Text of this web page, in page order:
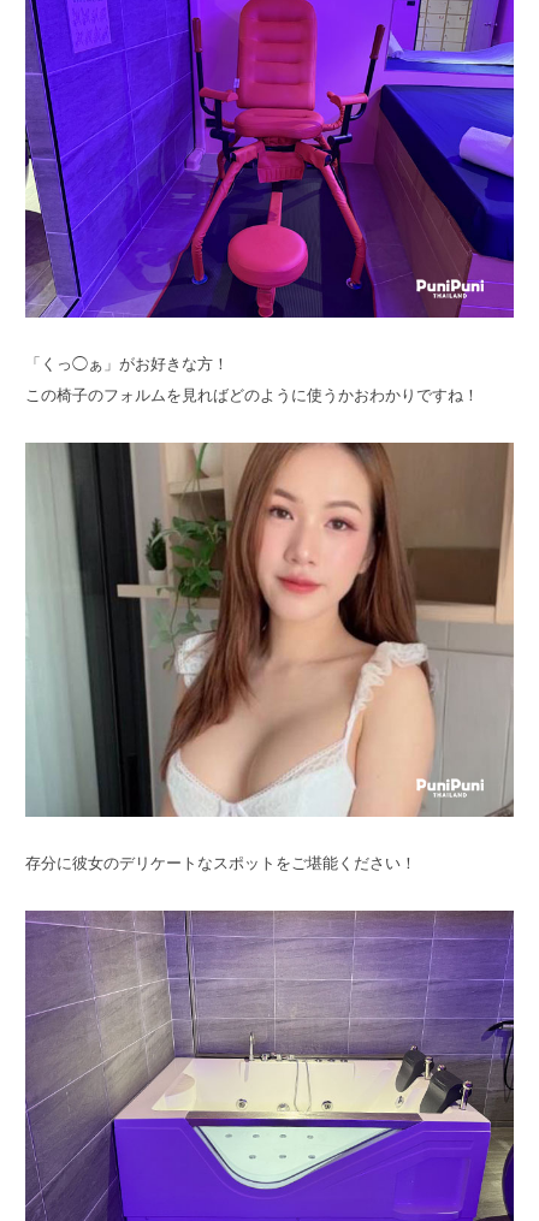
「くっ◯ぁ」がお好きな方！
この椅子のフォルムを見ればどのように使うかおわかりですね！
存分に彼女のデリケートなスポットをご堪能ください！